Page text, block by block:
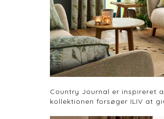
Country Journal er inspireret
kollektionen forsøger ILIV at